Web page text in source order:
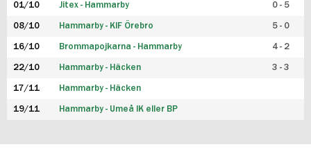
01/10 Jitex - Hammarby 0 - 5
08/10 Hammarby - KIF Örebro 5 - 0
16/10 Brommapojkarna - Hammarby 4 - 2
22/10 Hammarby - Häcken 3 - 3
17/11 Hammarby - Häcken
19/11 Hammarby - Umeå IK eller BP